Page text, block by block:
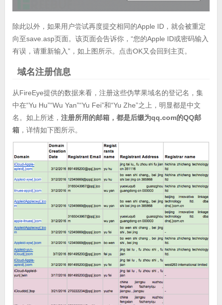
除此以外，如果用户尝试再度提交相同的Apple ID，就会被重定
向至save.asp页面。该页面会告诉你，“您的Apple ID或密码输入
有误，请重新输入”，如上图所示。点击OK又会回到主页。
域名注册信息
从FireEye提供的数据来看，注册这些伪苹果域名的登记名，集
中在“Yu Hu”“Wu Yan”“Yu Fei”和“Yu Zhe”之上，明显都是中文
名。如上所述， 注册所用的邮箱，都是后缀为qq.com的QQ邮
箱，详情如下图所示。